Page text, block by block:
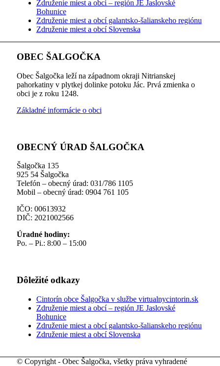
Združenie miest a obcí – región JE Jaslovské
Bohunice
Združenie miest a obcí galantsko-šalianskeho regiónu
Združenie miest a obcí Slovenska
OBEC ŠALGOČKA
Obec Šalgočka leží na západnom okraji Nitrianskej
pahorkatiny v plytkej dolinke potoku Jác. Prvá zmienka o
obci je z roku 1248.
Základné informácie o obci
OBECNÝ ÚRAD ŠALGOČKA
Šalgočka 135
925 54 Šalgočka
Telefón – obecný úrad: 031/786 1105
Mobil – obecný úrad: 0904 761 105
IČO: 00613932
DIČ: 2021002566
Úradné hodiny:
Po. – Pi.: 8:00 – 15:00
Dôležité odkazy
Cintorín obce Šalgočka v službe virtualnycintorin.sk
Združenie miest a obcí – región JE Jaslovské
Bohunice
Združenie miest a obcí galantsko-šalianskeho regiónu
Združenie miest a obcí Slovenska
© Copyright - Obec Šalgočka, všetky práva vyhradené